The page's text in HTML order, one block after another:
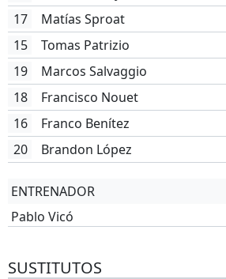
17
Matías Sproat
15
Tomas Patrizio
19
Marcos Salvaggio
18 Francisco Nouet
16 Franco Benítez
20 Brandon López
ENTRENADOR
Pablo Vicó
SUSTITUTOS